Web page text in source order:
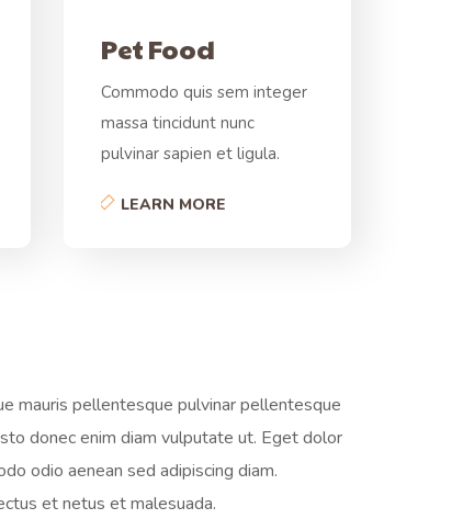
Pet Food
Commodo quis sem integer
massa tincidunt nunc
pulvinar sapien et ligula.
LEARN MORE
mauris pellentesque pulvinar pellentesque
donec enim diam vulputate ut. Eget dolor
odio aenean sed adipiscing diam.
et netus et malesuada.